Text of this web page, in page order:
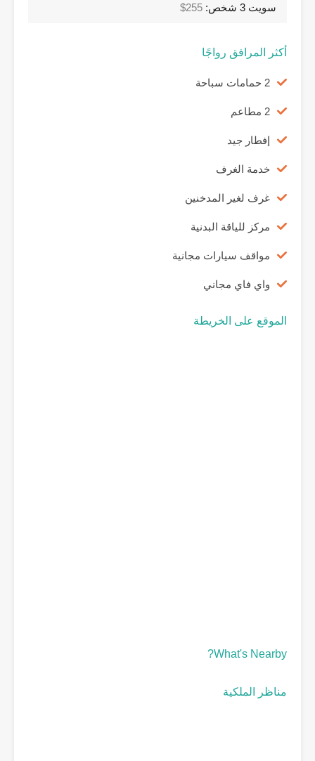
سويت 3 شخص: 255$
أكثر المرافق رواجًا
2 حمامات سباحة
2 مطاعم
إفطار جيد
خدمة الغرف
غرف لغير المدخنين
مركز للياقة البدنية
مواقف سيارات مجانية
واي فاي مجاني
الموقع على الخريطة
What's Nearby?
مناظر الملكية